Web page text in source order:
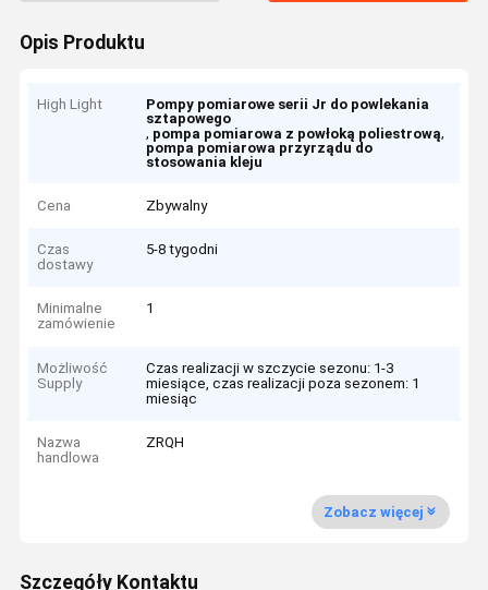
Opis Produktu
High Light
Pompy pomiarowe serii Jr do powlekania
sztapowego
, pompa pomiarowa z powłoką poliestrową,
pompa pomiarowa przyrządu do
stosowania kleju
Cena Zbywalny
Czas
dostawy
5-8 tygodni
Minimalne
zamówienie
1
Możliwość
Supply
Czas realizacji w szczycie sezonu: 1-3
miesiące, czas realizacji poza sezonem: 1
miesiąc
Nazwa
handlowa
ZRQH
Zobacz więcej
Szczegóły Kontaktu